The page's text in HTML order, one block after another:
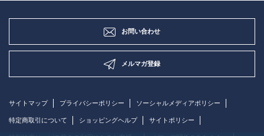
お問い合わせ
メルマガ登録
サイトマップ プライバシーポリシー ソーシャルメディアポリシー
特定商取引について ショッピングヘルプ サイトポリシー